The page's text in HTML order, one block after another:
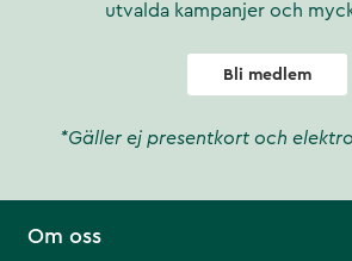
utvalda kampanjer och
Bli medlem
*Gäller ej presentkort och
Om oss